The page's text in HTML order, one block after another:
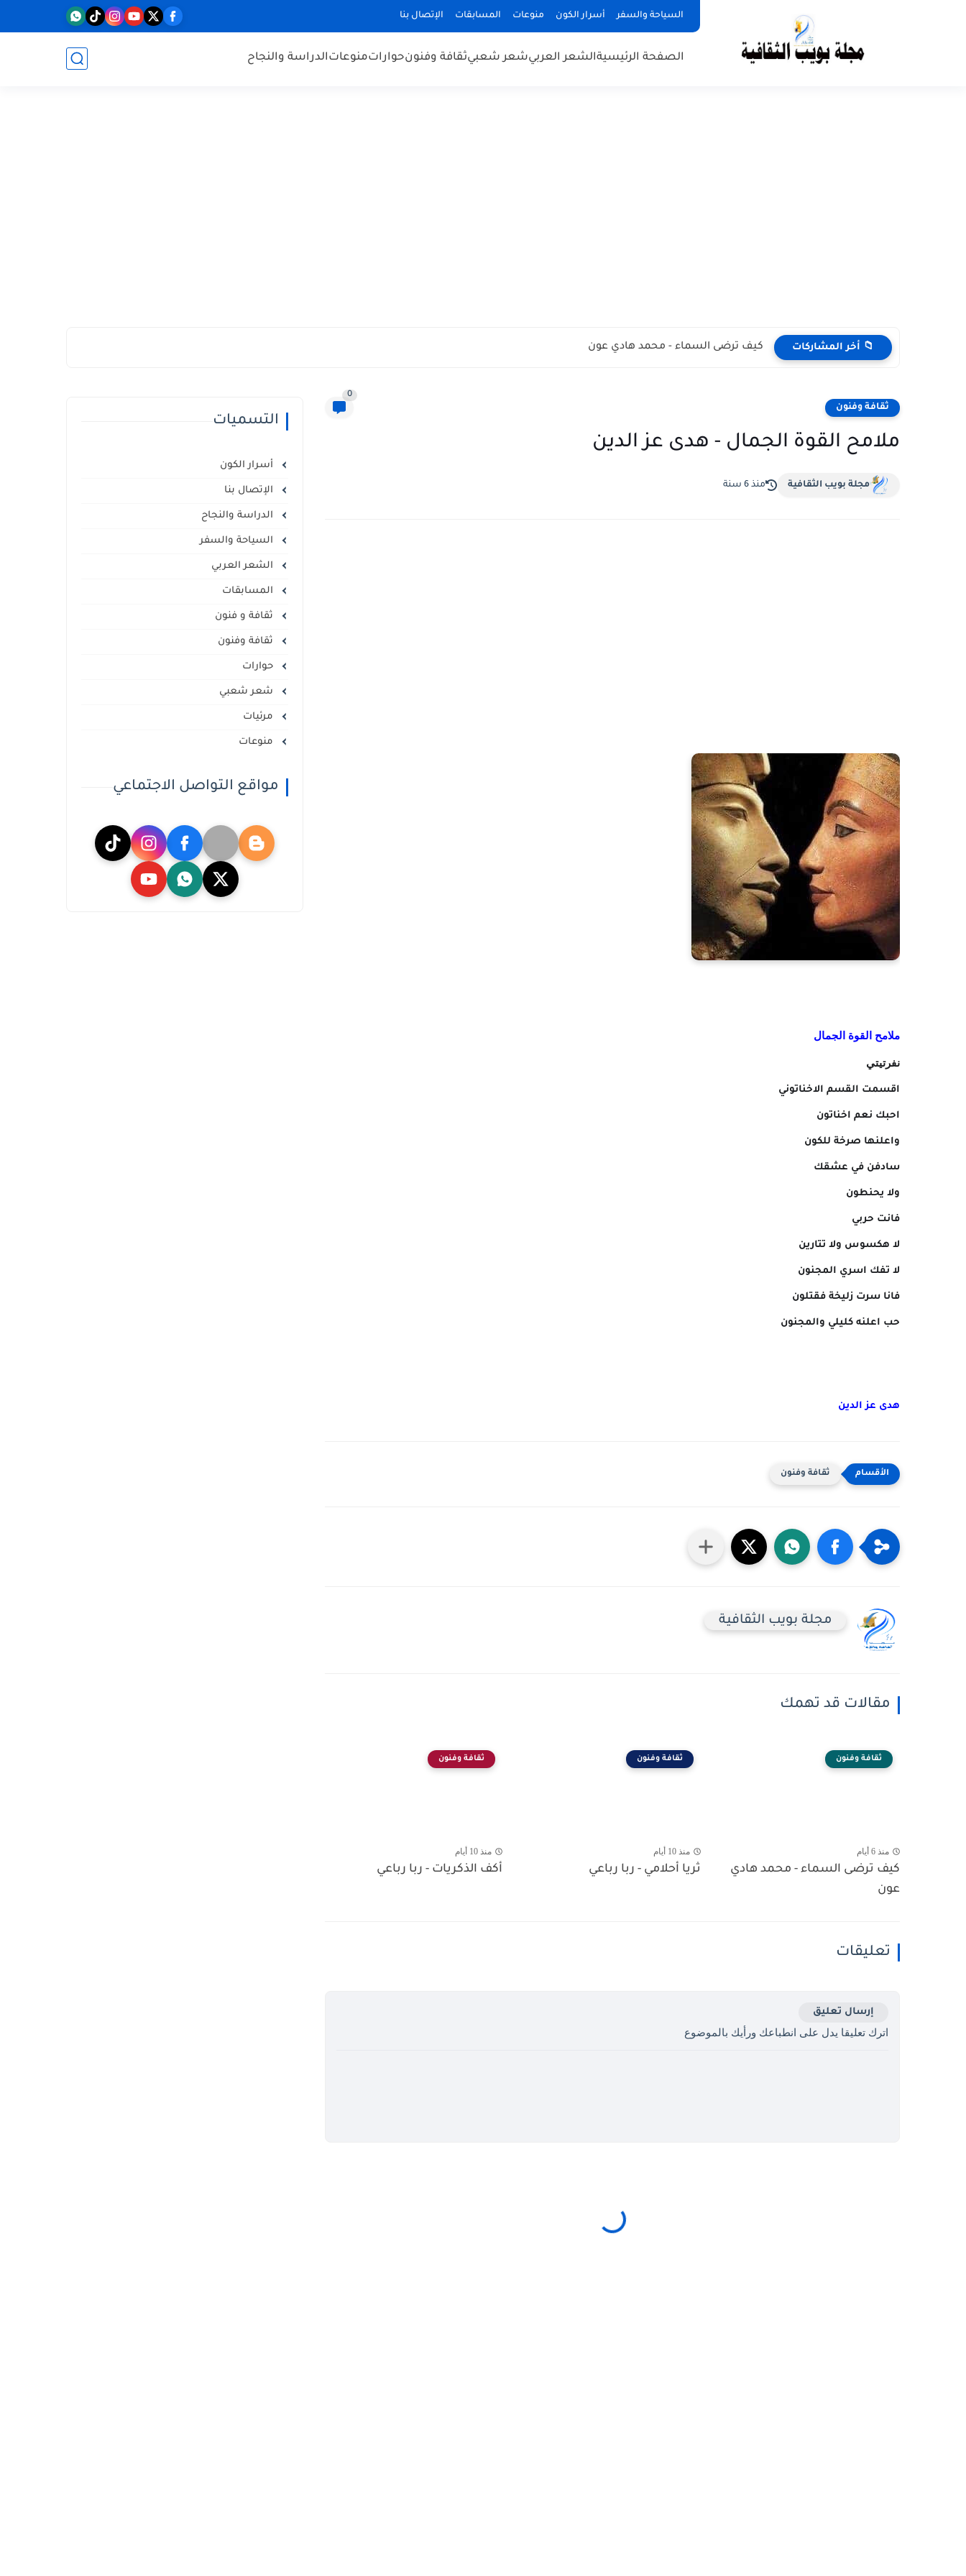
السياحة والسفر أسرار الكون منوعات المسابقات الإتصال بنا
الصفحة الرئيسيةالشعر العربيشعر شعبيثقافة وفنونحواراتمنوعاتالدراسة والنجاح
📁 أخر المشاركات كيف ترضى السماء - محمد هادي عون
ثقافة وفنون
0
ملامح القوة الجمال - هدى عز الدين
مجلة بويب الثقافية منذ 6 سنة
ملامح القوة الجمال
نفرتيتي
اقسمت القسم الاخناتوني
احبك نعم اخناتون
واعلنها صرخة للكون
سادفن في عشقك
ولا يحنطون
فانت حربي
لا هكسوس ولا تتارين
لا تفك اسري المجنون
فانا سرت زليخة فقتلون
حب اعلنه كليلي والمجنون
هدى عز الدين
ثقافة وفنون
مجلة بويب الثقافية
مقالات قد تهمك
ثقافة وفنون
منذ 6 أيام
كيف ترضى السماء - محمد هادي
عون
ثقافة وفنون
منذ 10 أيام
ثريا أحلامي - ربا رباعي
ثقافة وفنون
منذ 10 أيام
أكف الذكريات - ربا رباعي
تعليقات
إرسال تعليق
اترك تعليقا يدل على انطباعك ورأيك بالموضوع
التسميات
أسرار الكون
الإتصال بنا
الدراسة والنجاح
السياحة والسفر
الشعر العربي
المسابقات
ثقافة و فنون
ثقافة وفنون
حوارات
شعر شعبي
مرئيات
منوعات
مواقع التواصل الاجتماعي